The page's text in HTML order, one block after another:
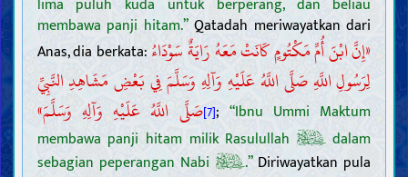
membawa panji hitam.”Qatadah meriwayatkan dari
Anas, dia berkata: «إِنَّ ابْنَ أُمِّ مَكْتُومٍ كَانَتْ مَعَهُ رَايَةٌ سَوْدَاءُ
لِرَسُولِ اللَّهِ صَلَّى اللَّهُ عَلَيْهِ وَآلِهِ وَسَلَّمَ فِي بَعْضِ مَشَاهِدِ النَّبِيِّ
صَلَّى اللَّهُ عَلَيْهِ وَآلِهِ وَسَلَّمَ»[7]; “Ibnu Ummi Maktum
membawa panji hitam milik Rasulullah
dalam
sebagian peperangan Nabi
.”Diriwayatkan pula